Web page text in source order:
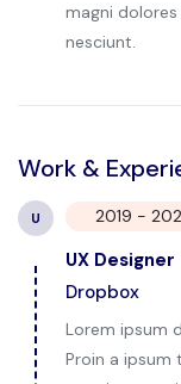
magni
nesciunt.
Work &
U 2019 -
UX Designer
Dropbox
Lorem ipsum
Proin a ipsum